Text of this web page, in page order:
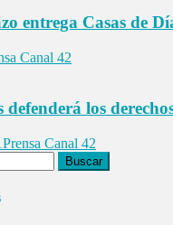
entrega Casas de
Canal 42
los
Prensa Canal 42